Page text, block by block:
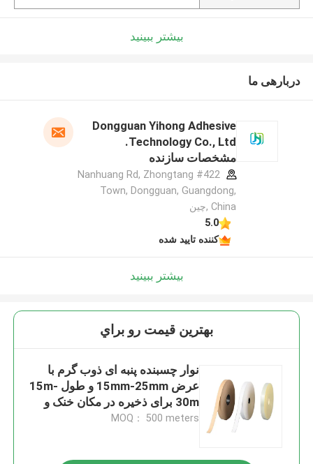
بیشتر ببینید
دربارهی ما
Dongguan Yihong Adhesive
Technology Co., Ltd.
مشخصات سازنده
#422 Nanhuang Rd, Zhongtang
Town, Dongguan, Guangdong,
China ,چین
5.0
کننده تایید شده
بیشتر ببینید
بهترين قيمت رو براي
نوار چسبنده پنبه ای ذوب گرم با
عرض 15mm-25mm و طول 15m-
30m برای ذخیره در مکان خنک و
خشک
MOQ： 500 meters